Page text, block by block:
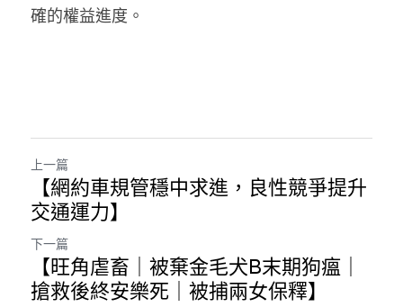
確的權益進度。
上一篇
【網約車規管穩中求進，良性競爭提升
交通運力】
下一篇
【旺角虐畜｜被棄金毛犬B末期狗瘟｜
搶救後終安樂死｜被捕兩女保釋】